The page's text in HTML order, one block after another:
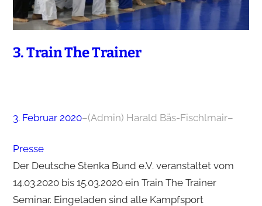
3. Train The Trainer
3. Februar 2020–(Admin) Harald Bäs-Fischlmair–
Presse
Der Deutsche Stenka Bund e.V. veranstaltet vom
14.03.2020 bis 15.03.2020 ein Train The Trainer
Seminar. Eingeladen sind alle Kampfsport